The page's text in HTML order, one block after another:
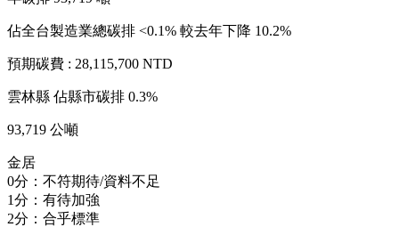
佔全台製造業總碳排 <0.1% 較去年下降 10.2%
預期碳費 : 28,115,700 NTD
雲林縣 佔縣市碳排 0.3%
93,719 公噸
金居
0分：不符期待/資料不足
1分：有待加強
2分：合乎標準